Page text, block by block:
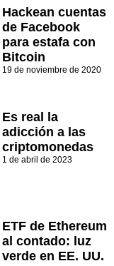
Hackean cuentas
de Facebook
para estafa con
Bitcoin
19 de noviembre de 2020
Es real la
adicción a las
criptomonedas
1 de abril de 2023
ETF de Ethereum
al contado: luz
verde en EE. UU.